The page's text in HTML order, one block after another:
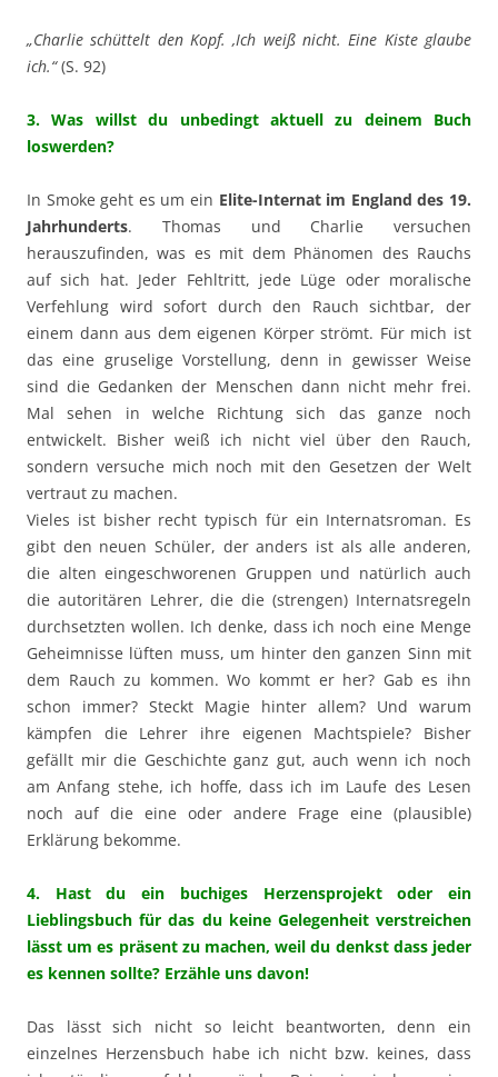
„Charlie schüttelt den Kopf. ‚Ich weiß nicht. Eine Kiste glaube
ich.“(S. 92)
3. Was willst du unbedingt aktuell zu deinem Buch
loswerden?
In Smoke geht es um ein Elite-Internat im England des 19.
Jahrhunderts. Thomas und Charlie versuchen
herauszufinden, was es mit dem Phänomen des Rauchs
auf sich hat. Jeder Fehltritt, jede Lüge oder moralische
Verfehlung wird sofort durch den Rauch sichtbar, der
einem dann aus dem eigenen Körper strömt. Für mich ist
das eine gruselige Vorstellung, denn in gewisser Weise
sind die Gedanken der Menschen dann nicht mehr frei.
Mal sehen in welche Richtung sich das ganze noch
entwickelt. Bisher weiß ich nicht viel über den Rauch,
sondern versuche mich noch mit den Gesetzen der Welt
vertraut zu machen.
Vieles ist bisher recht typisch für ein Internatsroman. Es
gibt den neuen Schüler, der anders ist als alle anderen,
die alten eingeschworenen Gruppen und natürlich auch
die autoritären Lehrer, die die (strengen) Internatsregeln
durchsetzten wollen. Ich denke, dass ich noch eine Menge
Geheimnisse lüften muss, um hinter den ganzen Sinn mit
dem Rauch zu kommen. Wo kommt er her? Gab es ihn
schon immer? Steckt Magie hinter allem? Und warum
kämpfen die Lehrer ihre eigenen Machtspiele? Bisher
gefällt mir die Geschichte ganz gut, auch wenn ich noch
am Anfang stehe, ich hoffe, dass ich im Laufe des Lesen
noch auf die eine oder andere Frage eine (plausible)
Erklärung bekomme.
4. Hast du ein buchiges Herzensprojekt oder ein
Lieblingsbuch für das du keine Gelegenheit verstreichen
lässt um es präsent zu machen, weil du denkst dass jeder
es kennen sollte? Erzähle uns davon!
Das lässt sich nicht so leicht beantworten, denn ein
einzelnes Herzensbuch habe ich nicht bzw. keines, dass